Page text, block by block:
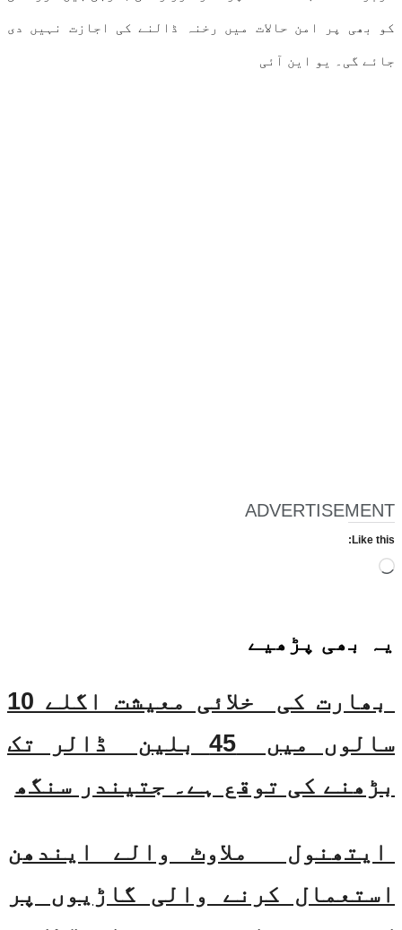
کو بھی پر امن حالات میں رخنہ ڈالنے کی اجازت نہیں دی
جائے گی۔ یو این آئی
ADVERTISEMENT
Like this:
Loading…
یہ بھی پڑھیے
بھارت کی خلائی معیشت اگلے 10
سالوں میں 45 بلین ڈالر تک
بڑھنے کی توقع ہے۔ جتیندر سنگھ
ایتھنول ملاوٹ والے ایندھن
استعمال کرنے والی گاڑیوں پر